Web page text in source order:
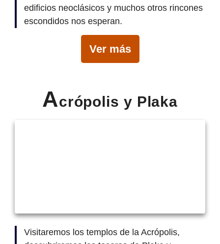
edificios neoclásicos y muchos otros rincones
escondidos nos esperan.
Ver más
Acrópolis y Plaka
Visitaremos los templos de la Acrópolis,